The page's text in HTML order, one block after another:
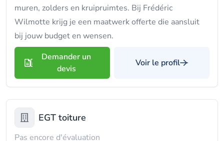
muren, zolders en kruipruimtes. Bij Frédéric
Wilmotte krijg je een maatwerk offerte die aansluit
bij jouw budget en wensen.
Demander un
devis
Voir le profil
EGT toiture
Pas encore d'évaluation